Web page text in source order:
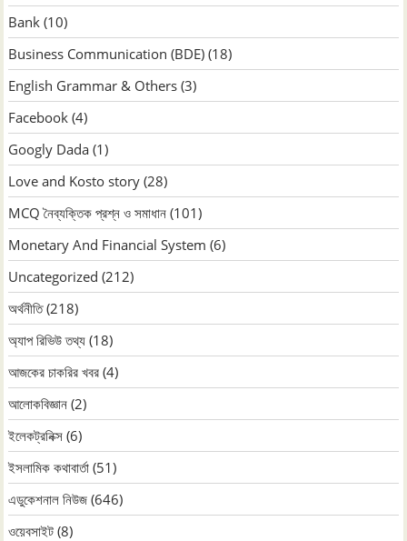
Bank (10)
Business Communication (BDE) (18)
English Grammar & Others (3)
Facebook (4)
Googly Dada (1)
Love and Kosto story (28)
MCQ নৈব্যক্তিক প্রশ্ন ও সমাধান (101)
Monetary And Financial System (6)
Uncategorized (212)
অর্থনীতি(218)
অ্যাপ রিভিউ তথ্য (18)
আজকের চাকরির খবর (4)
আলোকবিজ্ঞান (2)
ইলেকট্রনিক্স (6)
ইসলামিক কথাবার্তা (51)
এডুকেশনাল নিউজ (646)
ওয়েবসাইট (8)